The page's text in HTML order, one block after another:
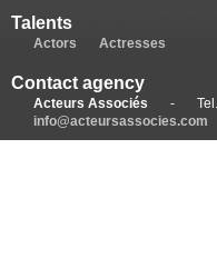
Talents
Actors Actresses
Contact agency
Acteurs Associés -
info@acteursassocies.com